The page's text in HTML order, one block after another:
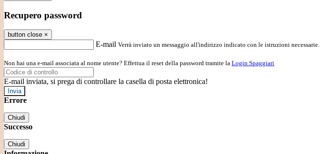
Recupero password
button close ×
E-mail Verrà inviato un messaggio all'indirizzo indicato con le istruzioni necessarie.
Non hai una e-mail associata al nome utente? Effettua il reset della password tramite la Login Spaggiari
E-mail inviata, si prega di controllare la casella di posta elettronica!
Errore
Chiudi
Successo
Chiudi